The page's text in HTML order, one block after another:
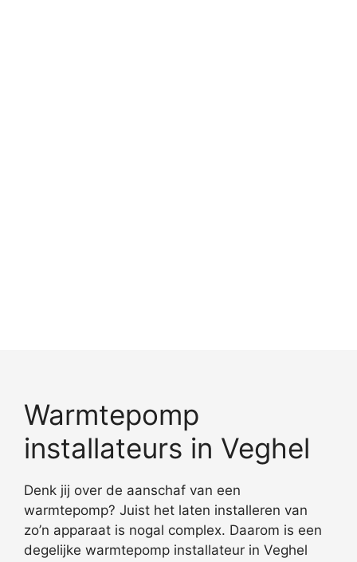
Warmtepomp
installateurs in Veghel
Denk jij over de aanschaf van een
warmtepomp? Juist het laten installeren van
zo’n apparaat is nogal complex. Daarom is een
degelijke warmtepomp installateur in Veghel